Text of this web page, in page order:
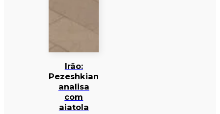
Irão:
Pezeshkian
analisa
com
aiatola